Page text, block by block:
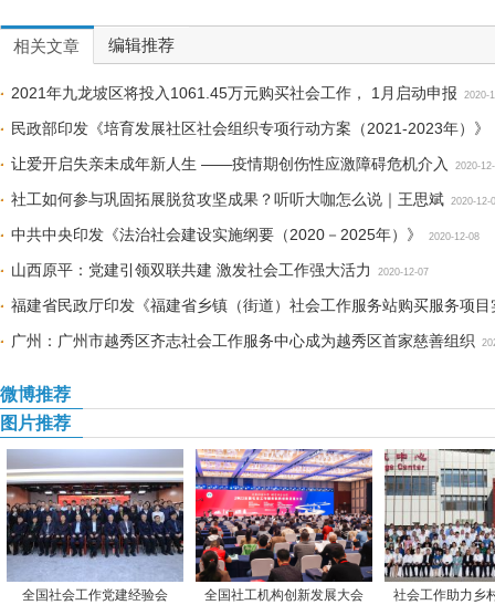
相关文章 编辑推荐
2021年九龙坡区将投入1061.45万元购买社会工作， 1月启动申报 2020-
民政部印发《培育发展社区社会组织专项行动方案（2021-2023年）》
让爱开启失亲未成年新人生 ——疫情期创伤性应激障碍危机介入
2020-
社工如何参与巩固拓展脱贫攻坚成果？听听大咖怎么说｜王思斌 2020-12-
中共中央印发《法治社会建设实施纲要（2020－2025年）》 2020-12-08
山西原平：党建引领双联共建 激发社会工作强大活力 2020-12-07
福建省民政厅印发《福建省乡镇（街道）社会工作服务站购买服务项
广州：广州市越秀区齐志社会工作服务中心成为越秀区首家慈善组织
微博推荐
图片推荐
全国社会工作党建经验会 全国社工机构创新发展大会 社会工作助力乡